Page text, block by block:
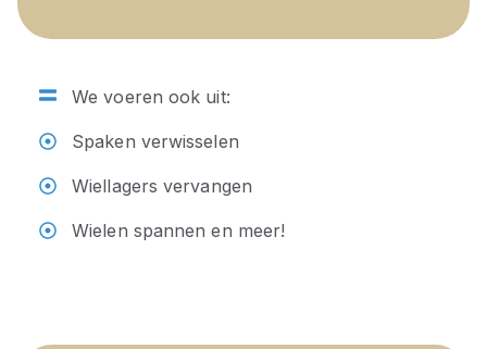
We voeren ook uit:
Spaken verwisselen
Wiellagers vervangen
Wielen spannen en meer!